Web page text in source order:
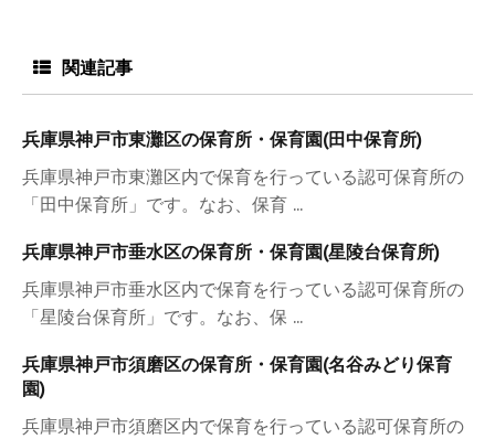
関連記事
兵庫県神戸市東灘区の保育所・保育園(田中保育所)
兵庫県神戸市東灘区内で保育を行っている認可保育所の
「田中保育所」です。なお、保育 ...
兵庫県神戸市垂水区の保育所・保育園(星陵台保育所)
兵庫県神戸市垂水区内で保育を行っている認可保育所の
「星陵台保育所」です。なお、保 ...
兵庫県神戸市須磨区の保育所・保育園(名谷みどり保育
園)
兵庫県神戸市須磨区内で保育を行っている認可保育所の